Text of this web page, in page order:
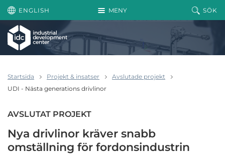
Hoppa till huvudinnehållet
MENY
ENGLISH SÖK
Startsida Projekt & insatser
Avslutade projekt
UDI - Nästa generations drivlinor
AVSLUTAT PROJEKT
Nya drivlinor kräver snabb
omställning för fordonsindustrin